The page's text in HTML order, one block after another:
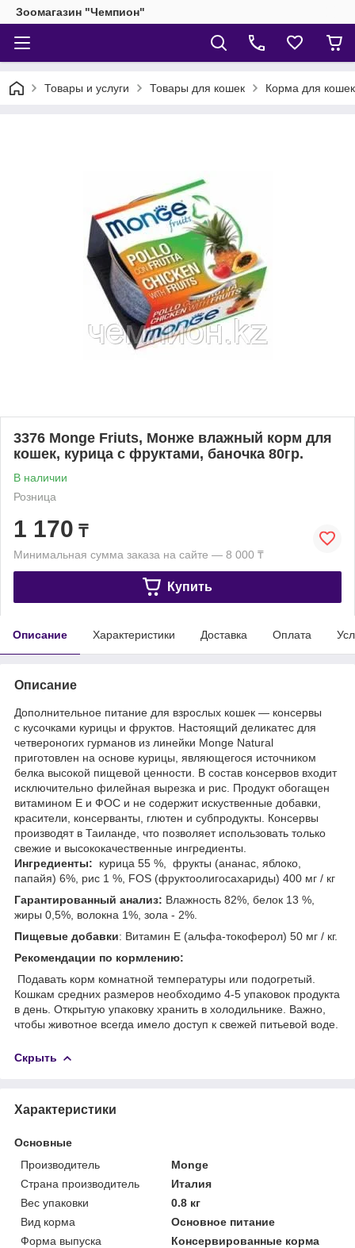
Зоомагазин "Чемпион"
Товары и услуги Товары для кошек Корма для кошек
3376 Monge Friuts, Монже влажный корм для
кошек, курица с фруктами, баночка 80гр.
В наличии
Розница
1 170 ₸
Минимальная сумма заказа на сайте — 8 000 ₸
Купить
Описание Характеристики Доставка Оплата
Описание
Дополнительное питание для взрослых кошек — консервы
с кусочками курицы и фруктов. Настоящий деликатес для
четвероногих гурманов из линейки Monge Natural
приготовлен на основе курицы, являющегося источником
белка высокой пищевой ценности. В состав консервов входит
исключительно филейная вырезка и рис. Продукт обогащен
витамином Е и ФОС и не содержит искуственные добавки,
красители, консерванты, глютен и субпродукты. Консервы
производят в Таиланде, что позволяет использовать только
свежие и высококачественные ингредиенты.
Ингредиенты: курица 55 %, фрукты (ананас, яблоко,
папайя) 6%, рис 1 %, FOS (фруктоолигосахариды) 400 мг / кг
Гарантированный анализ: Влажность 82%, белок 13 %,
жиры 0,5%, волокна 1%, зола - 2%.
Пищевые добавки: Витамин Е (альфа-токоферол) 50 мг / кг.
Рекомендации по кормлению:
Подавать корм комнатной температуры или подогретый.
Кошкам средних размеров необходимо 4-5 упаковок продукта
в день. Открытую упаковку хранить в холодильнике. Важно,
чтобы животное всегда имело доступ к свежей питьевой воде.
Скрыть
Характеристики
Основные
Производитель
Monge
Страна производитель
Италия
Вес упаковки
0.8 кг
Вид корма
Основное питание
Форма выпуска
Консервированные корма